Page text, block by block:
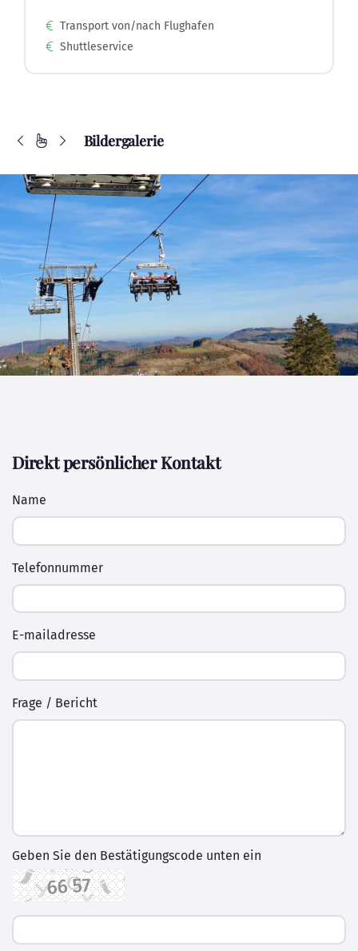
Transport von/nach Flughafen
Shuttleservice
Bildergalerie
Direkt persönlicher Kontakt
Name
Telefonnummer
E-mailadresse
Frage / Bericht
Geben Sie den Bestätigungscode unten ein